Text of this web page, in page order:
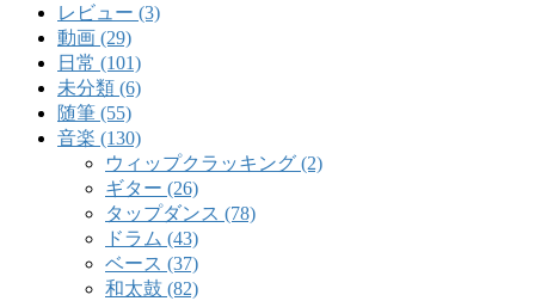
レビュー (3)
動画 (29)
日常 (101)
未分類 (6)
随筆 (55)
音楽 (130)
ウィップクラッキング (2)
ギター (26)
タップダンス (78)
ドラム (43)
ベース (37)
和太鼓 (82)